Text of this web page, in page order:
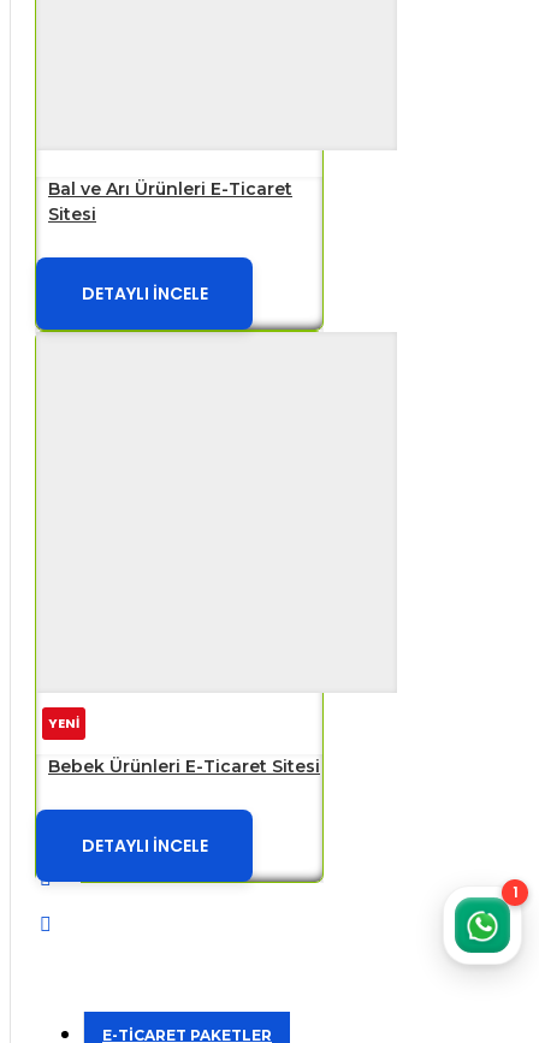
Bal ve Arı Ürünleri E-Ticaret
Sitesi
DETAYLI İNCELE
YENİ
Bebek Ürünleri E-Ticaret Sitesi
DETAYLI İNCELE
E-TİCARET PAKETLER
1